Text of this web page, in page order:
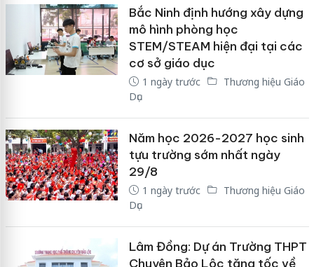
Bắc Ninh định hướng xây dựng
mô hình phòng học
STEM/STEAM hiện đại tại các
cơ sở giáo dục
1 ngày trước
Thương hiệu Giáo
Dục
Năm học 2026-2027 học sinh
tựu trường sớm nhất ngày
29/8
1 ngày trước
Thương hiệu Giáo
Dục
Lâm Đồng: Dự án Trường THPT
Chuyên Bảo Lộc tăng tốc về